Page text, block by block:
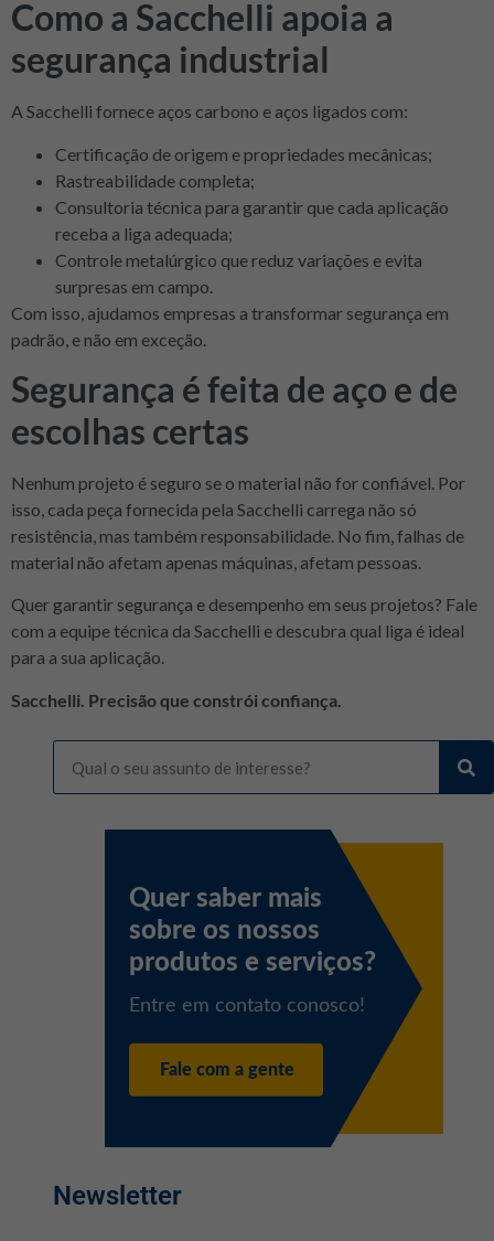
Como a Sacchelli apoia a
segurança industrial
A Sacchelli fornece aços carbono e aços ligados com:
Certificação de origem e propriedades mecânicas;
Rastreabilidade completa;
Consultoria técnica para garantir que cada aplicação
receba a liga adequada;
Controle metalúrgico que reduz variações e evita
surpresas em campo.
Com isso, ajudamos empresas a transformar segurança em
padrão, e não em exceção.
Segurança é feita de aço e de
escolhas certas
Nenhum projeto é seguro se o material não for confiável. Por
isso, cada peça fornecida pela Sacchelli carrega não só
resistência, mas também responsabilidade. No fim, falhas de
material não afetam apenas máquinas, afetam pessoas.
Quer garantir segurança e desempenho em seus projetos? Fale
com a equipe técnica da Sacchelli e descubra qual liga é ideal
para a sua aplicação.
Sacchelli. Precisão que constrói confiança.
Newsletter